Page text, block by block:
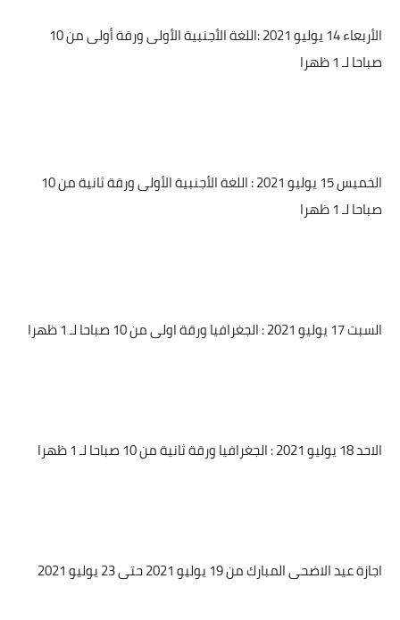
الأربعاء 14 يوليو 2021 :اللغة الأجنبية الأولى ورقة أولى من 10
صباحا لـ 1 ظهرا
الخميس 15 يوليو 2021 : اللغة الأجنبية الأولى ورقة ثانية من 10
صباحا لـ 1 ظهرا
السبت 17 يوليو 2021 : الجغرافيا ورقة اولى من 10 صباحا لـ 1 ظهرا
الاحد 18 يوليو 2021 : الجغرافيا ورقة ثانية من 10 صباحا لـ 1 ظهرا
اجازة عيد الاضحى المبارك من 19 يوليو 2021 حتى 23 يوليو 2021